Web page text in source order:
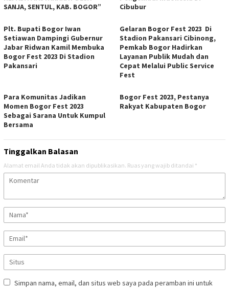
SANJA, SENTUL, KAB. BOGOR”
Cibubur
Plt. Bupati Bogor Iwan
Setiawan Dampingi Gubernur
Jabar Ridwan Kamil Membuka
Bogor Fest 2023 Di Stadion
Pakansari
Gelaran Bogor Fest 2023 Di
Stadion Pakansari Cibinong,
Pemkab Bogor Hadirkan
Layanan Publik Mudah dan
Cepat Melalui Public Service
Fest
Para Komunitas Jadikan
Momen Bogor Fest 2023
Sebagai Sarana Untuk Kumpul
Bersama
Bogor Fest 2023, Pestanya
Rakyat Kabupaten Bogor
Tinggalkan Balasan
Alamat email Anda tidak akan dipublikasikan. Ruas yang wajib ditandai *
Simpan nama, email, dan situs web saya pada peramban ini untuk